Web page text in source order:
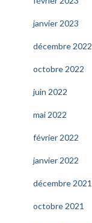
janvier 2023
décembre 2022
octobre 2022
juin 2022
mai 2022
février 2022
janvier 2022
décembre 2021
octobre 2021